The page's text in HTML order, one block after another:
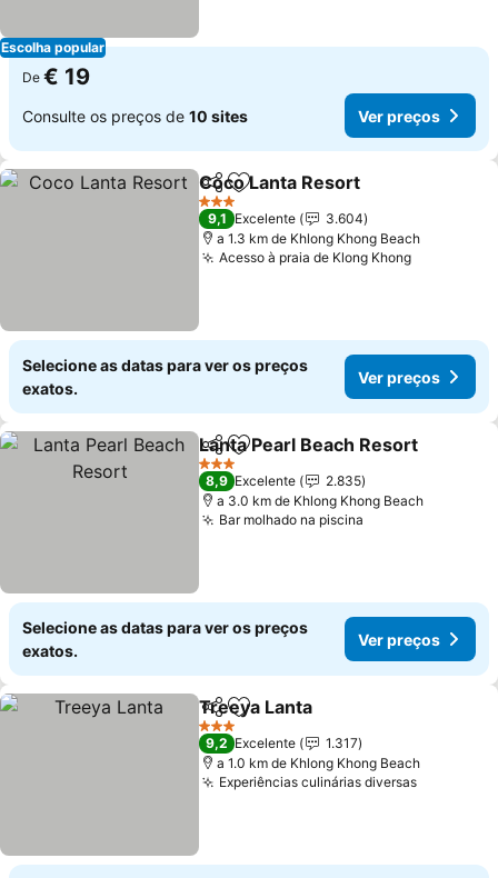
Escolha popular
De € 19
Consulte os preços de 10 sites Ver preços
PartilharAdicionar aos favoritos
Coco Lanta Resort
3 Estrelas
9,1 Excelente
3.604
a 1.3 km de Khlong Khong Beach
Acesso à praia de Klong KhongVer
Selecione as datas para ver os preços
exatos.
Ver preços
PartilharAdicionar aos favoritos
Lanta Pearl Beach Resort
3 Estrelas
8,9 Excelente
2.835
a 3.0 km de Khlong Khong Beach
Bar molhado na piscina
Selecione as datas para ver os preços
exatos.
Ver preços
PartilharAdicionar aos favoritos
Treeya Lanta
3 Estrelas
9,2 Excelente
1.317
a 1.0 km de Khlong Khong Beach
Experiências culinárias diversasVer